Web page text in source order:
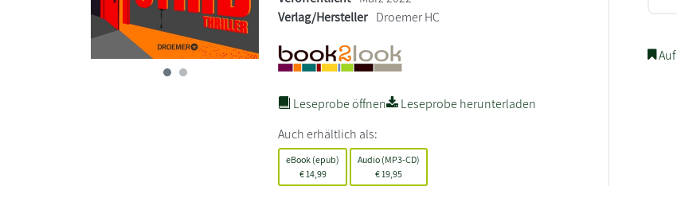
Verlag/Hersteller Droemer HC
Leseprobe öffnen
Leseprobe herunterladen
Auch erhältlich als:
eBook (epub)
€14,99
Audio (MP3-CD)
€ 19,95